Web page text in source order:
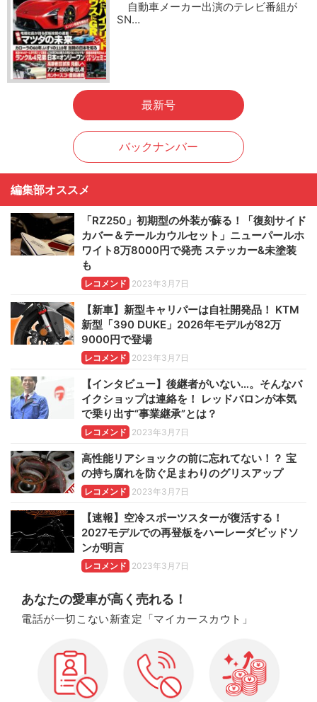
自動車メーカー出演のテレビ番組が
SN…
最新号
バックナンバー
編集部オススメ
「RZ250」初期型の外装が蘇る！「復刻サイド
カバー＆テールカウルセット」ニューパールホ
ワイト8万8000円で発売 ステッカー&未塗装
も
レコメンド 2023年3月7日
【新車】新型キャリパーは自社開発品！ KTM
新型「390 DUKE」2026年モデルが82万
9000円で登場
レコメンド 2023年3月7日
【インタビュー】後継者がいない…。そんなバ
イクショップは連絡を！ レッドバロンが本気
で乗り出す“事業継承”とは？
レコメンド 2023年3月7日
高性能リアショックの前に忘れてない！？ 宝
の持ち腐れを防ぐ足まわりのグリスアップ
レコメンド 2023年3月7日
【速報】空冷スポーツスターが復活する！
2027モデルでの再登板をハーレーダビッドソ
ンが明言
レコメンド 2023年3月7日
あなたの愛車が高く売れる！
電話が一切こない新査定「マイカースカウト」